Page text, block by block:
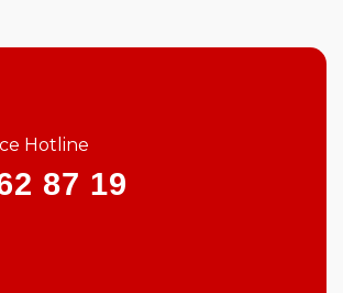
Hotline
87 19